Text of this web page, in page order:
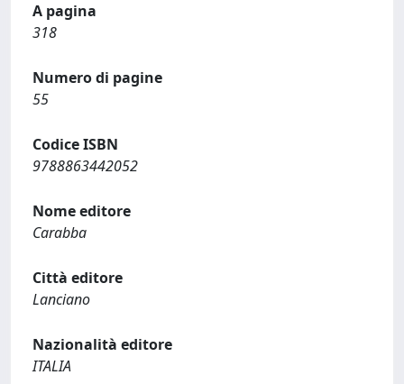
A pagina
318
Numero di pagine
55
Codice ISBN
9788863442052
Nome editore
Carabba
Città editore
Lanciano
Nazionalità editore
ITALIA